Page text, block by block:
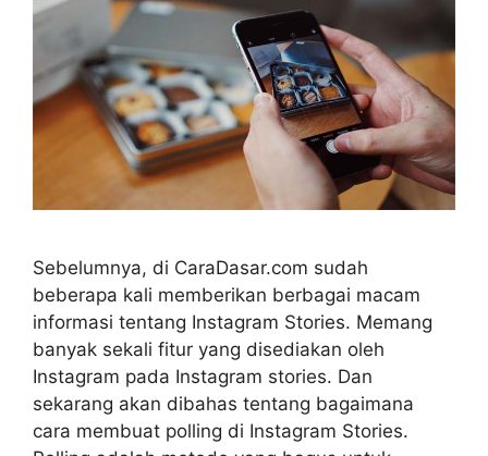
Sebelumnya, di CaraDasar.com sudah
beberapa kali memberikan berbagai macam
informasi tentang Instagram Stories. Memang
banyak sekali fitur yang disediakan oleh
Instagram pada Instagram stories. Dan
sekarang akan dibahas tentang bagaimana
cara membuat polling di Instagram Stories.